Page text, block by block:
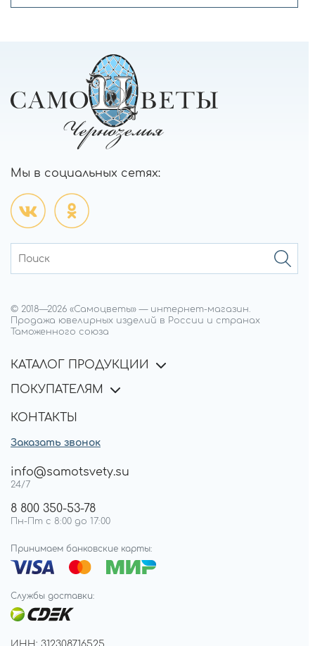
Мы в социальных сетях:
© 2018—2026 «Самоцветы» — интернет-магазин.
Продажа ювелирных изделий в России и странах
Таможенного союза
КАТАЛОГ ПРОДУКЦИИ
ПОКУПАТЕЛЯМ
КОНТАКТЫ
Заказать звонок
info@samotsvety.su
24/7
8 800 350-53-78
Пн-Пт с 8:00 до 17:00
Принимаем банковские карты:
Службы доставки: